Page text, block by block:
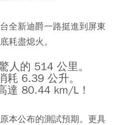
全新迪爵一路挺進到屏東
耗盡熄火。
人的 514 公里。
耗 6.39 公升。
達 80.44 km/L！
本公布的測試預期。更具